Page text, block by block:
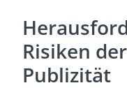
Risiken
Publizität